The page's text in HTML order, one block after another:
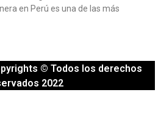
en Perú es una de las más
© Todos los derechos
2022